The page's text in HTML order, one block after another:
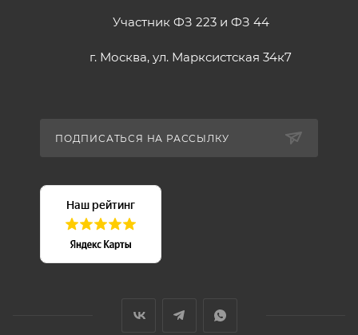
Участник ФЗ 223 и ФЗ 44
г. Москва, ул. Марксистская 34к7
ПОДПИСАТЬСЯ НА РАССЫЛКУ